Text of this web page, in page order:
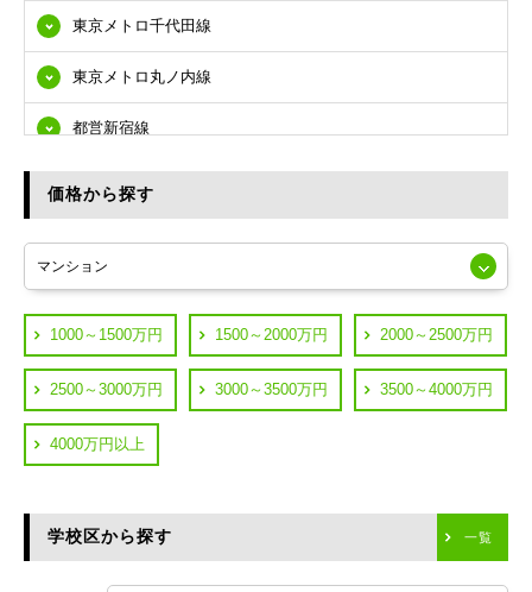
目黒区
大田区
世田谷区
渋谷区
練馬区
葛飾区
横浜市鶴見区
横浜市神奈川区
川崎市川崎区
川崎市中原区
東京メトロ千代田線
東京メトロ丸ノ内線
都営新宿線
都営浅草線
JR中央線
JR中央・総武線
東京メトロ日比谷線
小田急線
価格から探す
1000～1500万円 1500～2000万円 2000～2500万円
2500～3000万円 3000～3500万円 3500～4000万円
4000万円以上
学校区から探す 一覧